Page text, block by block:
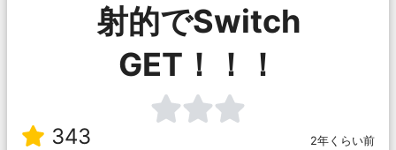
射的でSwitch
GET！！！
343
2年くらい前